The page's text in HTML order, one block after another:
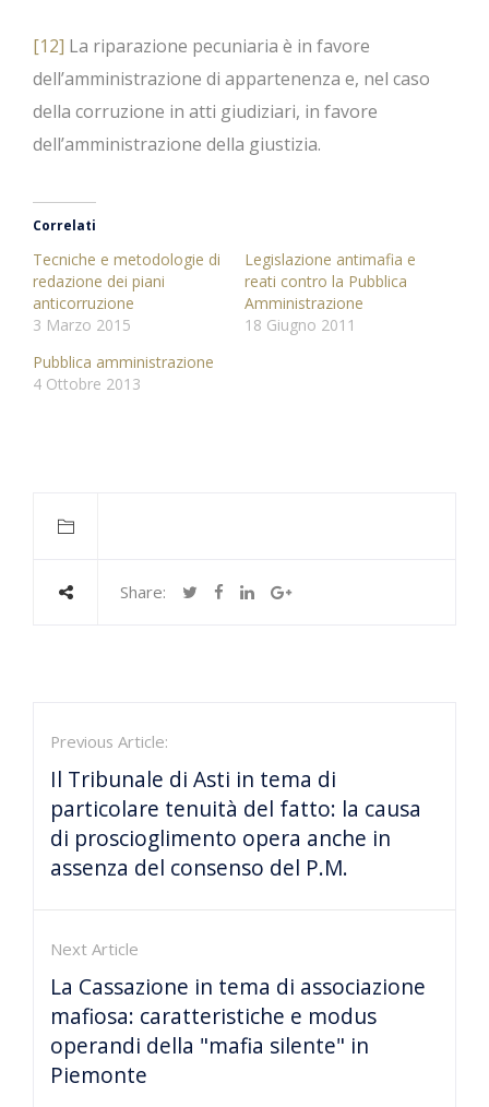
[12] La riparazione pecuniaria è in favore
dell’amministrazione di appartenenza e, nel caso
della corruzione in atti giudiziari, in favore
dell’amministrazione della giustizia.
Correlati
Tecniche e metodologie di
redazione dei piani
anticorruzione
3 Marzo 2015
Legislazione antimafia e
reati contro la Pubblica
Amministrazione
18 Giugno 2011
Pubblica amministrazione
4 Ottobre 2013
Share:
Previous Article:
Il Tribunale di Asti in tema di
particolare tenuità del fatto: la causa
di proscioglimento opera anche in
assenza del consenso del P.M.
Next Article
La Cassazione in tema di associazione
mafiosa: caratteristiche e modus
operandi della "mafia silente" in
Piemonte